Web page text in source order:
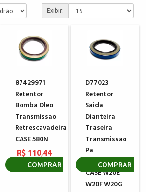
Exibir:
87429971
Retentor
Bomba Oleo
Transmissao
Retrescavadeira
CASE 580N
R$ 110,44
COMPRAR
D77023
Retentor
Saida
Dianteira
Traseira
Transmissao
Pa
Carrregadeira
CASE W20E
W20F W20G
COMPRAR